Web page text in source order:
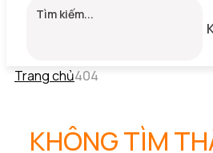
Trang chủ404
KHÔNG TÌM